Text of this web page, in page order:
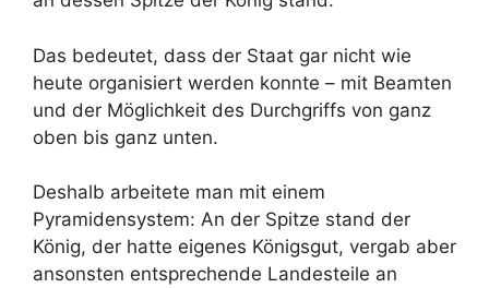
Das bedeutet, dass der Staat gar nicht wie
heute organisiert werden konnte – mit Beamten
und der Möglichkeit des Durchgriffs von ganz
oben bis ganz unten.
Deshalb arbeitete man mit einem
Pyramidensystem: An der Spitze stand der
König, der hatte eigenes Königsgut, vergab aber
ansonsten entsprechende Landesteile an